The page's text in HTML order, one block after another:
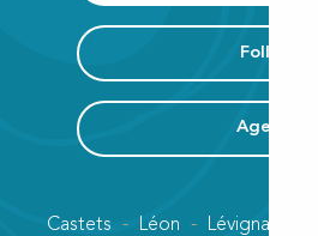
Folleto
Agenda
Castets Léon Lévignacq